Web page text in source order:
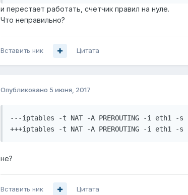
и перестает работать, счетчик правил на нуле.
Что неправильно?
Вставить ник Цитата
Опубликовано 5 июня, 2017
---iptables -t NAT -A PREROUTING -i eth1
+++iptables -t NAT -A PREROUTING -i eth1
не?
Вставить ник Цитата